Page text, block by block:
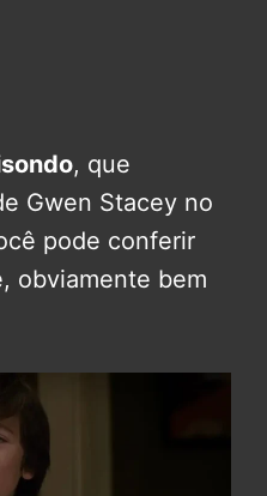
, que
Gwen Stacey no
pode conferir
obviamente bem